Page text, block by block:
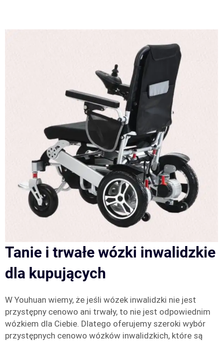
Tanie i trwałe wózki inwalidzkie
dla kupujących
W Youhuan wiemy, że jeśli wózek inwalidzki nie jest
przystępny cenowo ani trwały, to nie jest odpowiednim
wózkiem dla Ciebie. Dlatego oferujemy szeroki wybór
przystępnych cenowo wózków inwalidzkich, które są